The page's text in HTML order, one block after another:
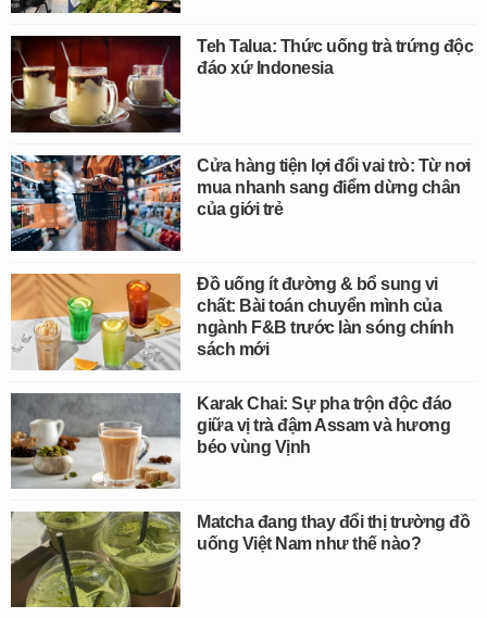
Teh Talua: Thức uống trà trứng độc
đáo xứ Indonesia
Cửa hàng tiện lợi đổi vai trò: Từ nơi
mua nhanh sang điểm dừng chân
của giới trẻ
Đồ uống ít đường & bổ sung vi
chất: Bài toán chuyển mình của
ngành F&B trước làn sóng chính
sách mới
Karak Chai: Sự pha trộn độc đáo
giữa vị trà đậm Assam và hương
béo vùng Vịnh
Matcha đang thay đổi thị trường đồ
uống Việt Nam như thế nào?